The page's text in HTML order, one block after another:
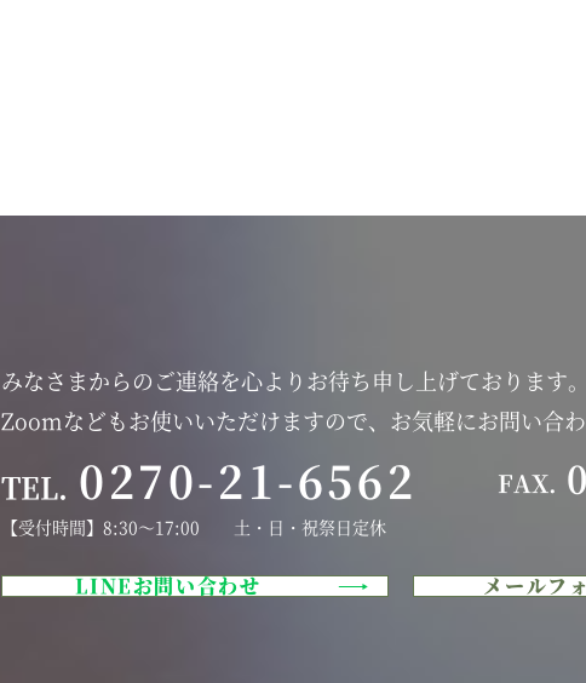
みなさまからのご連絡を心よりお待ち申し上げております。
Zoomなどもお使いいただけますので、お気軽にお問い合わ
TEL. 0270-21-6562
【受付時間】8:30～17:00 土・日・祝祭日定休
FAX.
LINEお問い合わせ メールフ